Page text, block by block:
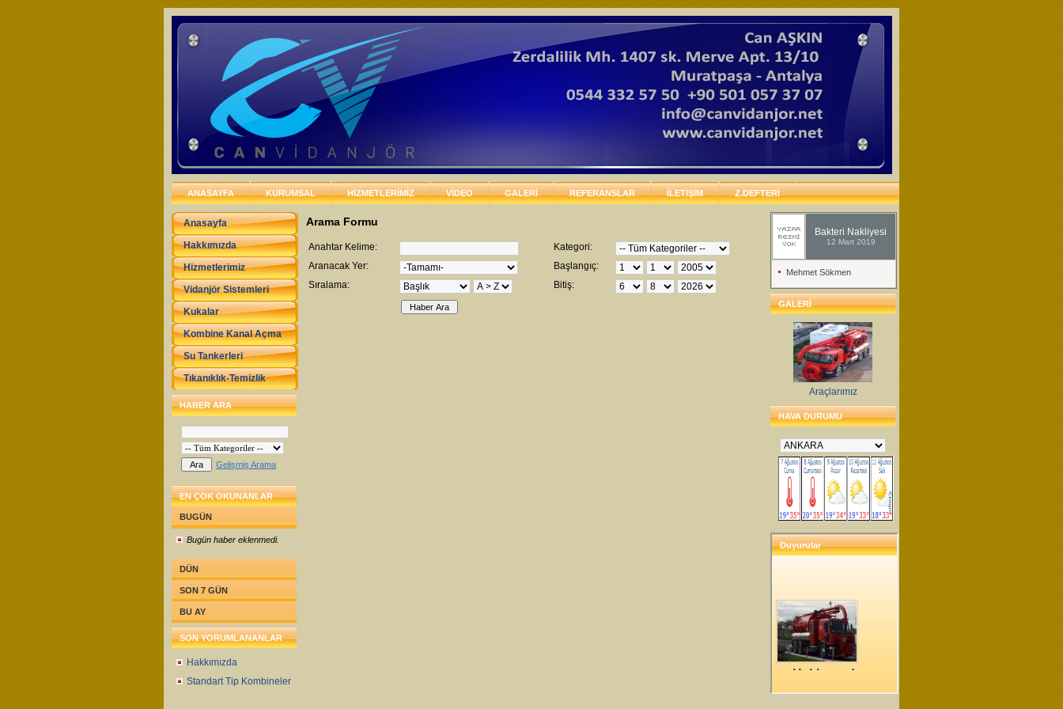
ANASAYFA KURUMSAL HİZMETLERİMİZ VİDEO GALERİ REFERANSLAR İLETİŞİM Z.DEFTERİ
Anasayfa
Hakkımızda
Hizmetlerimiz
Vidanjör Sistemleri
Kukalar
Kombine Kanal Açma
Su Tankerleri
Tıkanıklık-Temizlik
HABER ARA
Gelişmiş Arama
EN ÇOK OKUNANLAR
BUGÜN
Bugün haber eklenmedi.
DÜN
SON 7 GÜN
BU AY
SON YORUMLANANLAR
Hakkımızda
Standart Tip Kombineler
Arama Formu
Anahtar Kelime:
Kategori:
Aranacak Yer:
Başlangıç:
Sıralama:
Bitiş:
Bakteri Nakliyesi
12 Mart 2019
Mehmet Sökmen
GALERİ
Araçlarımız
HAVA DURUMU